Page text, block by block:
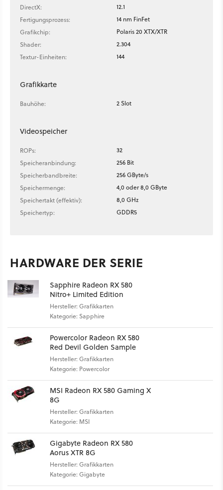
DirectX:
12.1
Fertigungsprozess:
14 nm FinFet
Grafikchip:
Polaris 20 XTX/XTR
Shader:
2.304
Textur-Einheiten:
144
Grafikkarte
Bauhöhe: 2 Slot
Videospeicher
ROPs:
32
Speicheranbindung:
256 Bit
Speicherbandbreite:
256 GByte/s
Speichermenge:
4,0 oder 8,0 GByte
Speichertakt (effektiv):
8,0 GHz
Speichertyp:
GDDR5
HARDWARE DER SERIE
Sapphire Radeon RX 580
Nitro+ Limited Edition
Hersteller: Grafikkarten
Kategorie: Sapphire
Powercolor Radeon RX 580
Red Devil Golden Sample
Hersteller: Grafikkarten
Kategorie: Powercolor
MSI Radeon RX 580 Gaming X
8G
Hersteller: Grafikkarten
Kategorie: MSI
Gigabyte Radeon RX 580
Aorus XTR 8G
Hersteller: Grafikkarten
Kategorie: Gigabyte